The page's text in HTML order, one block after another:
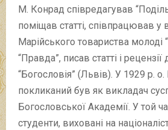
М. Конрад співредагував
поміщав статті, співпрацював у
Марійського товариства молоді
“Правда”, писав статті і
“Богословія” (Львів). У 1929 р.
покликаний був як викладач
Богословської Академії. У той
студенти, виховані на